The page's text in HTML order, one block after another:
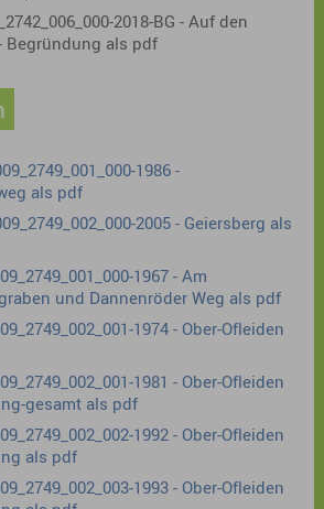
2018-BG - Auf den
Begründung als pdf
1986 -
als pdf
2005 - Geiersberg als
1967 - Am
und Dannenröder Weg als pdf
1974 - Ober-Ofleiden
1981 - Ober-Ofleiden
gesamt als pdf
1992 - Ober-Ofleiden
als pdf
1993 - Ober-Ofleiden